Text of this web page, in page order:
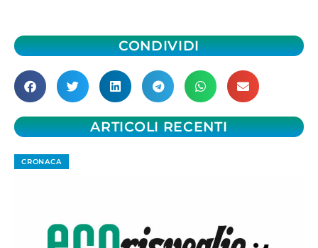
CONDIVIDI
ARTICOLI RECENTI
CRONACA